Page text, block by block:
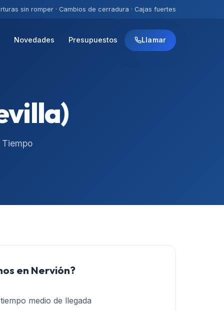
sin romper · Cambios de cerradura · Cajas fuertes
Novedades Presupuestos Llamar
Tiempo
en Nervión?
medio de llegada